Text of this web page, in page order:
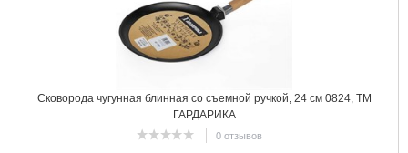
Сковорода чугунная блинная со съемной ручкой, 24 см 0824, ТМ
ГАРДАРИКА
0 отзывов